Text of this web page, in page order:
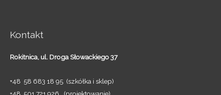
Kontakt
Rokitnica, ul. Droga Słowackiego 37
+48 58 683 18 95 (szkółka i sklep)